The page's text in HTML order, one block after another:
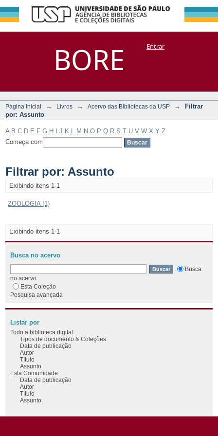
BORE
Filtrar por:
Assunto
DSpace/Manakin + CoriscoEntrar
Página Inicial → Livros → Acervo das Bibliotecas da USP →
Filtrar
por: Assunto
A B C D E F G H J K M N O P Q R S T U V W X Y Z
Começa com
Filtrar por: Assunto
Exibindo itens 1-1
ZOOLOGIA (1)
Exibindo itens 1-1
Busca no acervo
Busca
no acervo
Esta Coleção
Pesquisa avançada
Listar por
Todo a biblioteca digital
Tipos de documento & Coleções
Data de publicação
Autor
Título
Assunto
Esta Comunidade
Data de publicação
Autor
Título
Assunto